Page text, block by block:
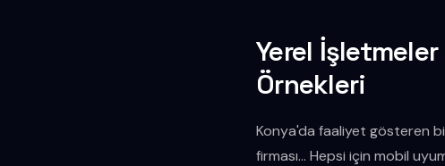
Yerel
Örnekleri
Konya'da faaliyet gösteren
firması… Hepsi için mobil